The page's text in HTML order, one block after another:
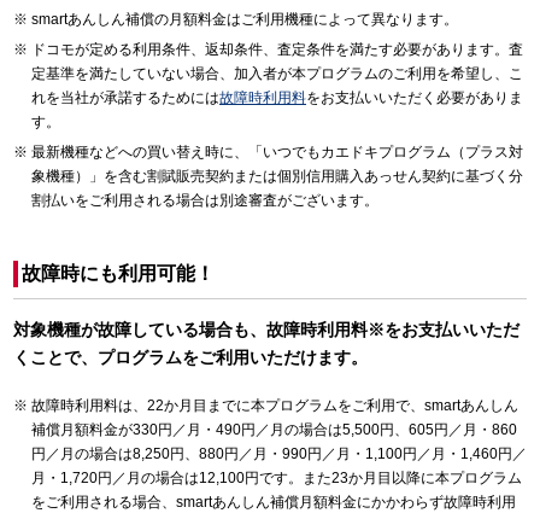
smartあんしん補償の月額料金はご利用機種によって異なります。
ドコモが定める利用条件、返却条件、査定条件を満たす必要があります。査
定基準を満たしていない場合、加入者が本プログラムのご利用を希望し、こ
れを当社が承諾するためには故障時利用料をお支払いいただく必要がありま
す。
最新機種などへの買い替え時に、「いつでもカエドキプログラム（プラス対
象機種）」を含む割賦販売契約または個別信用購入あっせん契約に基づく分
割払いをご利用される場合は別途審査がございます。
故障時にも利用可能！
対象機種が故障している場合も、故障時利用料※をお支払いいただ
くことで、プログラムをご利用いただけます。
故障時利用料は、22か月目までに本プログラムをご利用で、smartあんしん
補償月額料金が330円／月・490円／月の場合は5,500円、605円／月・860
円／月の場合は8,250円、880円／月・990円／月・1,100円／月・1,460円／
月・1,720円／月の場合は12,100円です。また23か月目以降に本プログラム
をご利用される場合、smartあんしん補償月額料金にかかわらず故障時利用